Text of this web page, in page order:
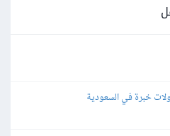
خبرة في السعودية